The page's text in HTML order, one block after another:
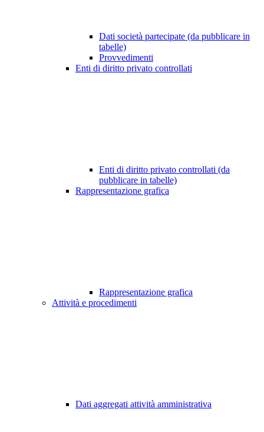
Dati società partecipate (da pubblicare in
tabelle)
Provvedimenti
Enti di diritto privato controllati
Enti di diritto privato controllati (da
pubblicare in tabelle)
Rappresentazione grafica
Rappresentazione grafica
Attività e procedimenti
Dati aggregati attività amministrativa